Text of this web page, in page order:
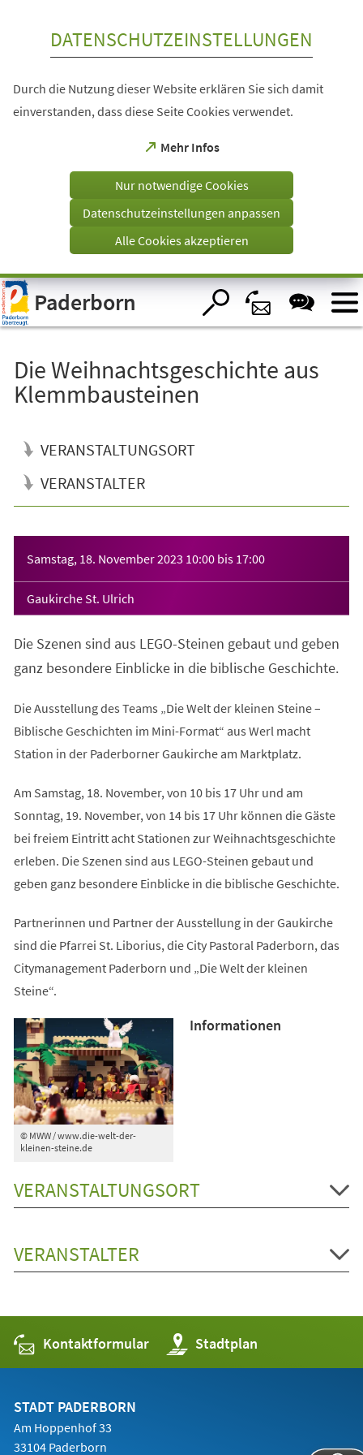
Visuelle
Assistenzsoftware
öffnen.
DATENSCHUTZEINSTELLUNGEN
Durch die Nutzung dieser Website erklären Sie sich damit
einverstanden, dass diese Seite Cookies verwendet.
Mehr Infos
(Öffnet
einem
Tab)
Nur notwendige Cookies
Datenschutzeinstellungen anpassen
Alle Cookies akzeptieren
Paderborn
Die Weihnachtsgeschichte aus
Klemmbausteinen
VERANSTALTUNGSORT
VERANSTALTER
Samstag, 18. November 2023 10:00 bis 17:00
Gaukirche St. Ulrich
Die Szenen sind aus LEGO-Steinen gebaut und geben
ganz besondere Einblicke in die biblische Geschichte.
Die Ausstellung des Teams „Die Welt der kleinen Steine –
Biblische Geschichten im Mini-Format“ aus Werl macht
Station in der Paderborner Gaukirche am Marktplatz.
Am Samstag, 18. November, von 10 bis 17 Uhr und am
Sonntag, 19. November, von 14 bis 17 Uhr können die Gäste
bei freiem Eintritt acht Stationen zur Weihnachtsgeschichte
erleben. Die Szenen sind aus LEGO-Steinen gebaut und
geben ganz besondere Einblicke in die biblische Geschichte.
Partnerinnen und Partner der Ausstellung in der Gaukirche
sind die Pfarrei St. Liborius, die City Pastoral Paderborn, das
Citymanagement Paderborn und „Die Welt der kleinen
Steine“.
© MWW / www.die-welt-der-
kleinen-steine.de
Informationen
VERANSTALTUNGSORT
VERANSTALTER
Kontaktformular Stadtplan
(Öffnet
in
einem
STADT PADERBORN
Am Hoppenhof 33
33104 Paderborn